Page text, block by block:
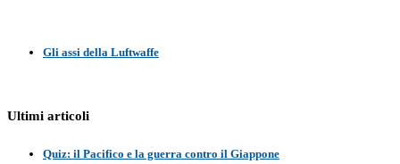
Gli assi della Luftwaffe
Ultimi articoli
Quiz: il Pacifico e la guerra contro il Giappone